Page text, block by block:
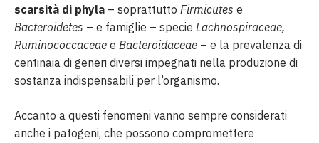
scarsità di phyla – soprattutto Firmicutes e
Bacteroidetes – e famiglie – specie Lachnospiraceae,
Ruminococcaceae e Bacteroidaceae – e la prevalenza di
centinaia di generi diversi impegnati nella produzione di
sostanza indispensabili per l’organismo.
Accanto a questi fenomeni vanno sempre considerati
anche i patogeni, che possono compromettere